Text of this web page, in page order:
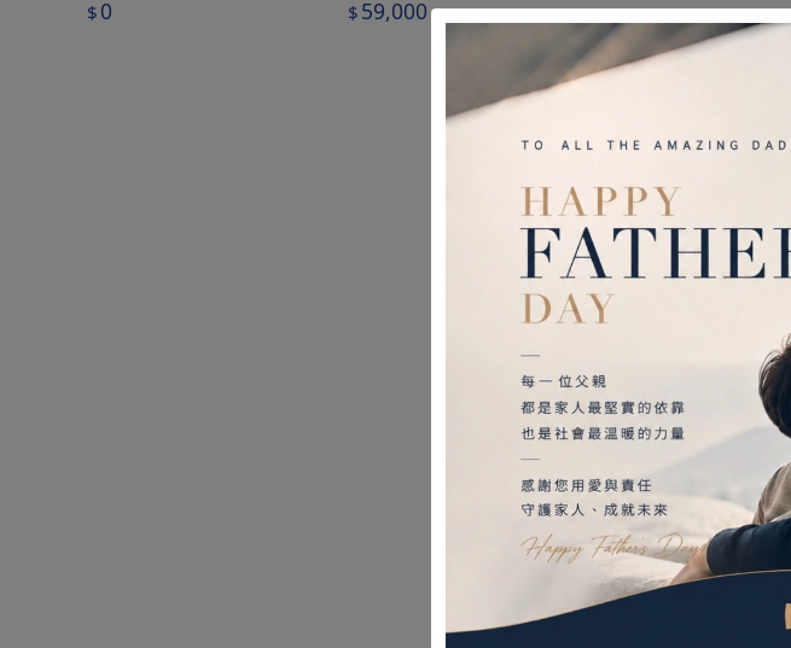
$ 0 $ 59,000 光星 Twinco 移位型輪椅(輪椅B
款、附加功能A)
$17,800
光星 Balance 擺位型輪椅 仰躺 +
空中傾倒(輪椅C款、附加功能
A+B+C)